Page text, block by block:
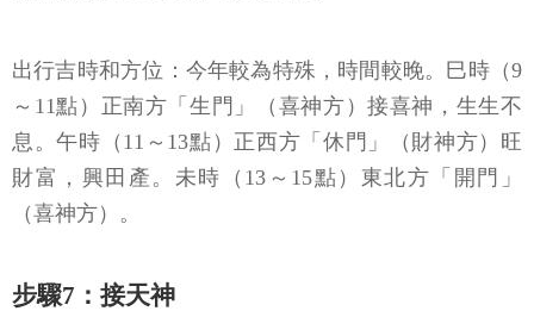
出行吉時和方位：今年較為特殊，時間較晚。巳時（9
～11點）正南方「生門」（喜神方）接喜神，生生不
息。午時（11～13點）正西方「休門」（財神方）旺
財富，興田產。未時（13～15點）東北方「開門」
（喜神方）。
步驟7：接天神